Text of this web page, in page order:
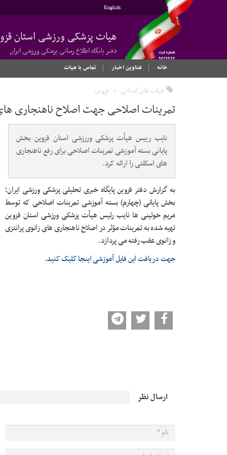
English
هیات پزشکی ورزشی استان
دفتر پایگاه اطلاع رسانی پزشکی ورزشی ایران
خانه
عناوین اخبار تماس با هیات
هیات های استانی قزوین
تمرینات اصلاحی جهت اصلاح ناهنجاری
نایب رییس هیأت پزشکی وررزشی استان قزوین بخش
پایانی بسته آموزشی تمرینات اصلاحی برای رفع ناهنجاری
های اسکلتی را ارائه کرد.
به گزارش دفتر قزوین پایگاه خبری تحلیلی پزشکی ورزشی ایران؛
بخش پایانی (چهارم) بسته آموزشی تمرینات اصلاحی که توسط
مریم خوئینی ها نایب رئیس هیأت پزشکی ورزشی استان قزوین
تهیه شده به تمرینات مؤثر در اصلاح ناهنجاری های زانوی پرانتزی
و زانوی عقب رفته می پردازد.
جهت دریافت این فایل آموزشی اینجا کلیک کنید.
ارسال نظر